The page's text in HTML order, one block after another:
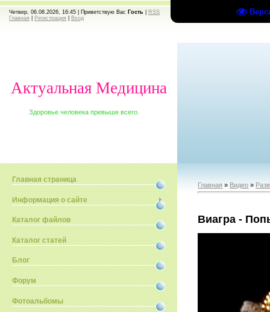
Четвер, 06.08.2026, 16:45 | Приветствую Вас Гость
RSS
Главная
Регистрация Вход
Актуальная Медицина
Здоровье человека превыше всего.
Главная страница
Информация о сайте
Каталог файлов
Каталог статей
Блог
Форум
Фотоальбомы
Главная » Видео »
Виагра -